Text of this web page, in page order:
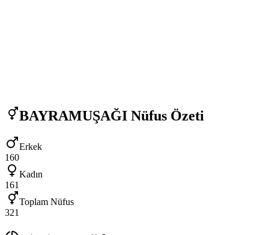
BAYRAMUŞAĞI Nüfus Özeti
Erkek
160
Kadın
161
Toplam Nüfus
321